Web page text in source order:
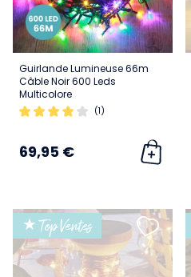
Guirlande Lumineuse 66m
Câble Noir 600 Leds
Multicolore
(1)
69,95 €
★ Top Ventes